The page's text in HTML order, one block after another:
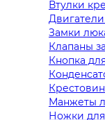
Втулки
Замки
Клапаны
Кнопка
Манжеты
Ножки